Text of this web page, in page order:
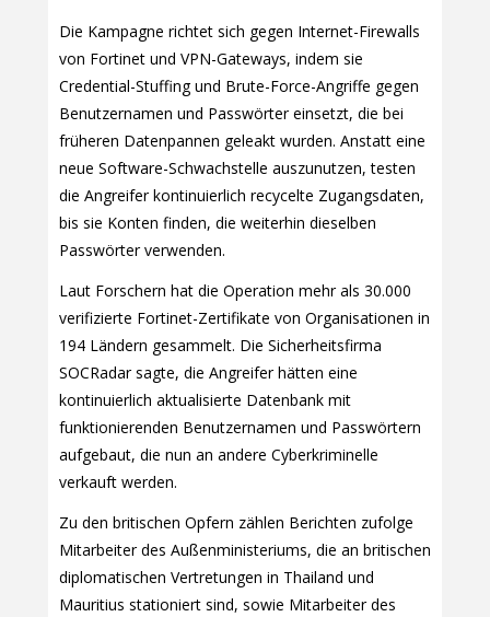
Die Kampagne richtet sich gegen Internet-Firewalls
von Fortinet und VPN-Gateways, indem sie
Credential-Stuffing und Brute-Force-Angriffe gegen
Benutzernamen und Passwörter einsetzt, die bei
früheren Datenpannen geleakt wurden. Anstatt eine
neue Software-Schwachstelle auszunutzen, testen
die Angreifer kontinuierlich recycelte Zugangsdaten,
bis sie Konten finden, die weiterhin dieselben
Passwörter verwenden.
Laut Forschern hat die Operation mehr als 30.000
verifizierte Fortinet-Zertifikate von Organisationen in
194 Ländern gesammelt. Die Sicherheitsfirma
SOCRadar sagte, die Angreifer hätten eine
kontinuierlich aktualisierte Datenbank mit
funktionierenden Benutzernamen und Passwörtern
aufgebaut, die nun an andere Cyberkriminelle
verkauft werden.
Zu den britischen Opfern zählen Berichten zufolge
Mitarbeiter des Außenministeriums, die an britischen
diplomatischen Vertretungen in Thailand und
Mauritius stationiert sind, sowie Mitarbeiter des